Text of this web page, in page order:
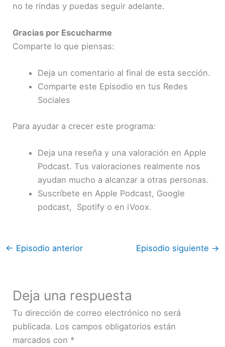
no te rindas y puedas seguir adelante.
Gracias por Escucharme
Comparte lo que piensas:
Deja un comentario al final de esta sección.
Comparte este Episodio en tus Redes
Sociales
Para ayudar a crecer este programa:
Deja una reseña y una valoración en Apple
Podcast. Tus valoraciones realmente nos
ayudan mucho a alcanzar a otras personas.
Suscríbete en Apple Podcast, Google
podcast, Spotify o en iVoox.
← Episodio anterior Episodio siguiente →
Deja una respuesta
Tu dirección de correo electrónico no será
publicada. Los campos obligatorios están
marcados con *